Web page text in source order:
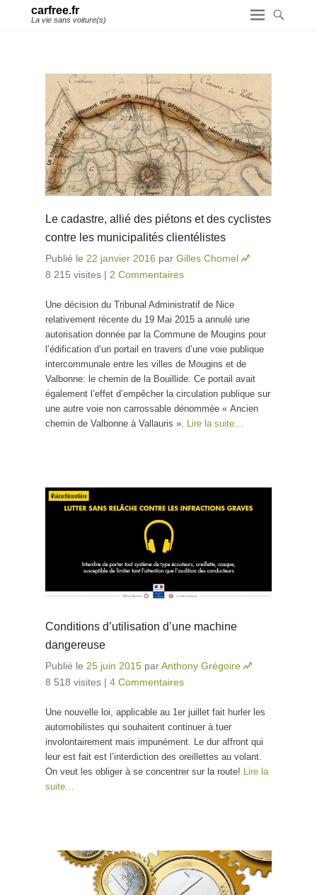
carfree.fr
La vie sans voiture(s)
Le cadastre, allié des piétons et des cyclistes
contre les municipalités clientélistes
Publié le 22 janvier 2016 par Gilles Chomel
8 215 visites | 2 Commentaires
Une décision du Tribunal Administratif de Nice
relativement récente du 19 Mai 2015 a annulé une
autorisation donnée par la Commune de Mougins pour
l’édification d’un portail en travers d’une voie publique
intercommunale entre les villes de Mougins et de
Valbonne: le chemin de la Bouillide. Ce portail avait
également l’effet d’empêcher la circulation publique sur
une autre voie non carrossable dénommée « Ancien
chemin de Valbonne à Vallauris ».
Lire la suite…
Conditions d’utilisation d’une machine
dangereuse
Publié le 25 juin 2015 parAnthony Grégoire
8 518 visites | 4 Commentaires
Une nouvelle loi, applicable au 1er juillet fait hurler les
automobilistes qui souhaitent continuer à tuer
involontairement mais impunément. Le dur affront qui
leur est fait est l’interdiction des oreillettes au volant.
On veut les obliger à se concentrer sur la route! Lire la
suite…